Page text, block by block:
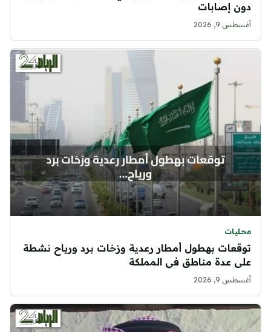
دون إصابات
أغسطس 9, 2026
محليات
توقعات بهطول أمطار رعدية وزخات برد ورياح نشطة
على عدة مناطق في المملكة
أغسطس 9, 2026